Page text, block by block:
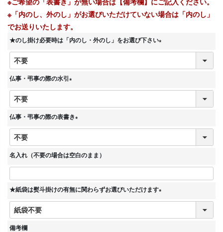
※「内のし、外のし」がお選びいただけていない場合は「内のし」
でお送りいたします。
★のし掛け必要時は「内のし・外のし」をお選び下さい
(
仏事・弔事の際の水引
(
須
仏事・弔事の際の表書き
(
須
名入れ（不要の場合は空白のまま）
★紙袋は熨斗掛けの有無に関わらずお選びいただけます
(
備考欄